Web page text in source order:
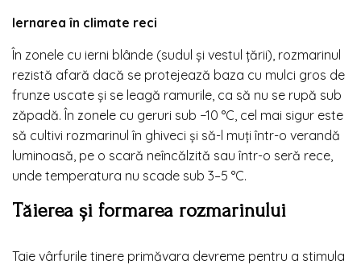
Iernarea în climate reci
În zonele cu ierni blânde (sudul și vestul țării), rozmarinul
rezistă afară dacă se protejează baza cu mulci gros de
frunze uscate și se leagă ramurile, ca să nu se rupă sub
zăpadă. În zonele cu geruri sub −10 °C, cel mai sigur este
să cultivi rozmarinul în ghiveci și să-l muți într-o verandă
luminoasă, pe o scară neîncălzită sau într-o seră rece,
unde temperatura nu scade sub 3–5 °C.
Tăierea și formarea rozmarinului
Taie vârfurile tinere primăvara devreme pentru a stimula